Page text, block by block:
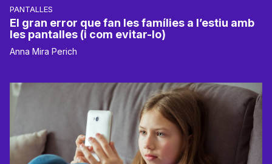
PANTALLES
El gran error que fan les famílies a l’estiu amb
les pantalles (i com evitar-lo)
Anna Mira Perich